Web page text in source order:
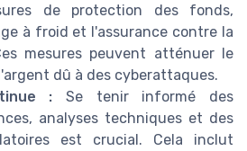
de protection des fonds,
à froid et l'assurance contre la
mesures peuvent atténuer le
dû à des cyberattaques.
: Se tenir informé des
analyses techniques et des
est crucial. Cela inclut